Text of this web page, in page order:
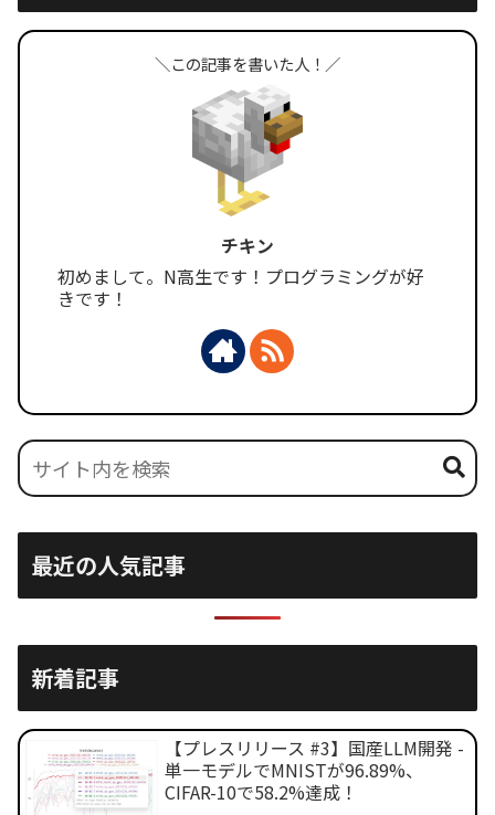
＼この記事を書いた人！／
チキン
初めまして。N高生です！プログラミングが好
きです！
最近の人気記事
新着記事
【プレスリリース #3】国産LLM開発 -
単一モデルでMNISTが96.89%、
CIFAR-10で58.2%達成！